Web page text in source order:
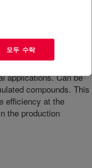
applications. Can be
compounds. This
efficiency at the
the production
모두 수락